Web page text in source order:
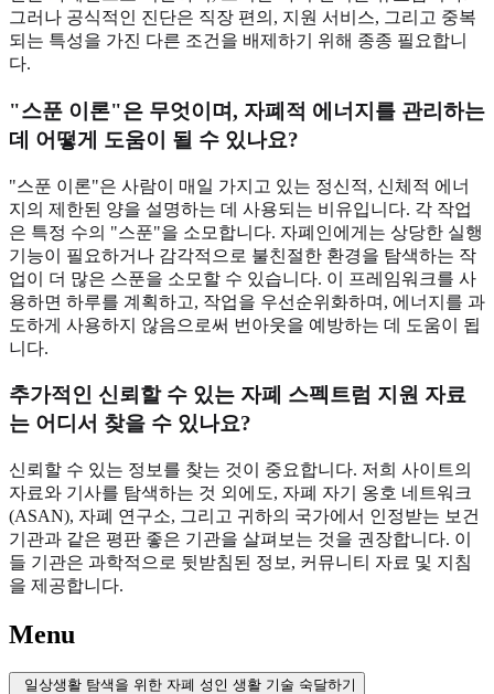
그러나 공식적인 진단은 직장 편의, 지원 서비스, 그리고 중복
되는 특성을 가진 다른 조건을 배제하기 위해 종종 필요합니
다.
"스푼 이론"은 무엇이며, 자폐적 에너지를 관리하는
데 어떻게 도움이 될 수 있나요?
"스푼 이론"은 사람이 매일 가지고 있는 정신적, 신체적 에너
지의 제한된 양을 설명하는 데 사용되는 비유입니다. 각 작업
은 특정 수의 "스푼"을 소모합니다. 자폐인에게는 상당한 실행
기능이 필요하거나 감각적으로 불친절한 환경을 탐색하는 작
업이 더 많은 스푼을 소모할 수 있습니다. 이 프레임워크를 사
용하면 하루를 계획하고, 작업을 우선순위화하며, 에너지를 과
도하게 사용하지 않음으로써 번아웃을 예방하는 데 도움이 됩
니다.
추가적인 신뢰할 수 있는 자폐 스펙트럼 지원 자료
는 어디서 찾을 수 있나요?
신뢰할 수 있는 정보를 찾는 것이 중요합니다. 저희 사이트의
자료와 기사를 탐색하는 것 외에도, 자폐 자기 옹호 네트워크
(ASAN), 자폐 연구소, 그리고 귀하의 국가에서 인정받는 보건
기관과 같은 평판 좋은 기관을 살펴보는 것을 권장합니다. 이
들 기관은 과학적으로 뒷받침된 정보, 커뮤니티 자료 및 지침
을 제공합니다.
Menu
일상생활 탐색을 위한 자폐 성인 생활 기술 숙달하기